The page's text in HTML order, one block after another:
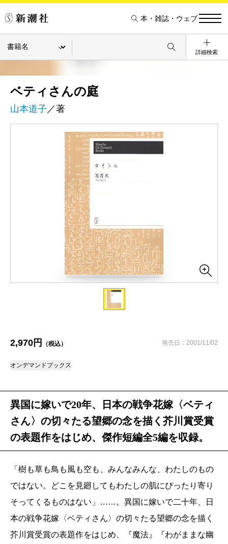
本・雑誌・ウェブ
詳細検索
ベティさんの庭
山本道子 ／著
2,970円 （税込） 発売日：2001/11/02
オンデマンドブックス
異国に嫁いで20年、日本の戦争花嫁〈ベティ
さん〉の切々たる望郷の念を描く芥川賞受賞
の表題作をはじめ、傑作短編全5編を収録。
「樹も草も鳥も風も空も、みんなみんな、わたしのもの
ではない。どこを見廻してもわたしの肌にぴったり寄り
そってくるものはない」……。異国に嫁いで二十年、日
本の戦争花嫁〈ベティさん〉の切々たる望郷の念を描く
芥川賞受賞の表題作をはじめ、『魔法』『わがままな幽